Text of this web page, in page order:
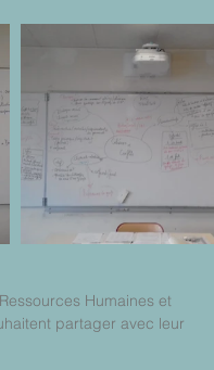
Humaines et
partager avec leur